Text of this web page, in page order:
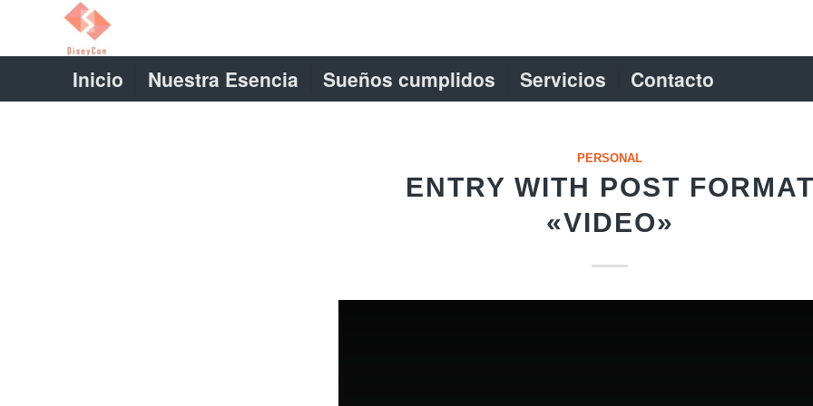
Inicio Nuestra Esencia Sueños cumplidos Servicios Contacto
PERSONAL
ENTRY WITH POST
«VIDEO»